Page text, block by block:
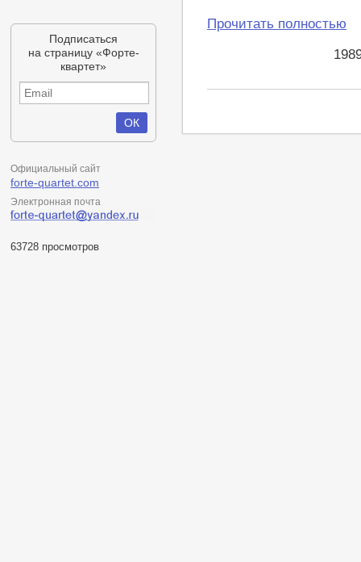
Подписаться
на страницу «Форте-
квартет»
Официальный сайт
forte-quartet.com
Электронная почта
63728 просмотров
Прочитать полностью